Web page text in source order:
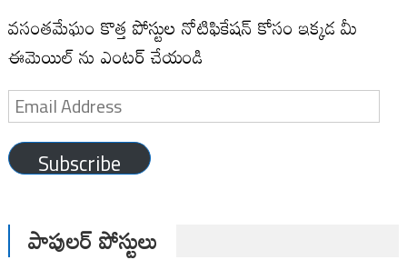
వసంతమేఘం కొత్త పోస్టుల నోటిఫికేషన్ కోసం ఇక్కడ మీ
ఈమెయిల్ ను ఎంటర్ చేయండి
Email
Address
Subscribe
పాపులర్ పోస్టులు